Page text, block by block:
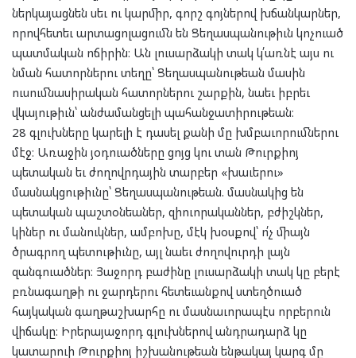
ներկայացնեն սեւ ու կարմիր, գորշ գոյներով խճանկարներ,
որովհետեւ արտացոլացումն են Ցեղասպանութիւն կոչուած
պատմական ոճիրին։ Ան լուսարձակի տակ կ՛առնէ այս ու
նման հատորներու տեղը՝ Ցեղասպանութեան մասին
ուսումնասիրական հատորներու շարքին, նաեւ իբրեւ
վկայութիւն՝ անժամանցելի պահանջատիրութեան։
28 գլուխները կարելի է դասել քանի մը խմբաւորումներու
մէջ։ Առաջին յօդուածները ցոյց կու տան Թուրքիոյ
պետական եւ ժողովրդային տարբեր «խաւերու»
մասնակցութիւնը՝ Ցեղասպանութեան. մասնակից են
պետական պաշտօնեաներ, զիուորականներ, բժիշկներ,
կիներ ու մանուկներ, ամբոխը, մէկ խօսքով՝ ո՛չ միայն
ծրագրող պետութիւնը, այլ նաեւ ժողովուրդի լայն
զանգուածներ։ Յաջորդ բաժինը լուսարձակի տակ կը բերէ
բռնագաղթի ու ջարդերու հետեւանքով ստեղծուած
հայկական գաղթաշխարհը ու մասնաւորապէս որբերուն
վիճակը։ Իրերայաջորդ գլուխներով անդրադարձ կը
կատարուի Թուրքիոյ իշխանութեան ենթակայ կարգ մը